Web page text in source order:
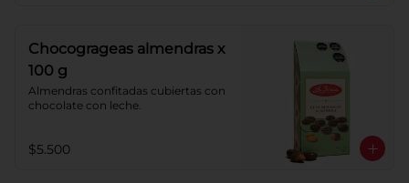
Coberturas: chocolate 52% de cacao
y chocolate con leche 40% cacao.
Chocogrageas almendras x
100 g
Almendras confitadas cubiertas con
chocolate con leche.
$5.500